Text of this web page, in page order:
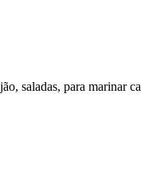
saladas, para marinar